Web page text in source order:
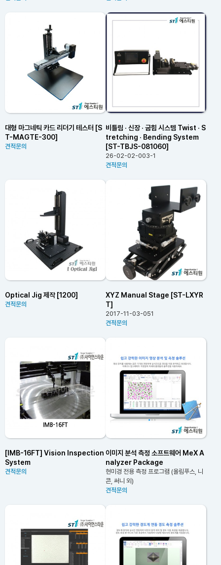
대형 마그네틱 카드 리더기 테스터 [S
T-MAGTE-300]
견적문의
비틀림 · 신장 · 굽힘 시스템 Twist · S
tretching · Bending System
[ST-TBJS-081060]
26-02-02-003-1
견적문의
Optical Jig 제작 [1200]
견적문의
XYZ Manual Stage [ST-LXYR
T]
2017-11-03-051
견적문의
[IMB-16FT] Vision Inspection
System
견적문의
이미지 분석 측정 소프트웨어 MeX A
nalyzer Package
현미경 전용 측정 프로그램 (올림푸스, 니
콘, 써니 외)
견적문의